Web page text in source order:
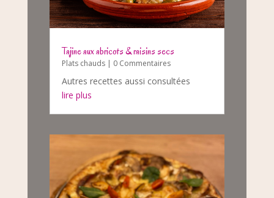
Tajine aux abricots & raisins secs
Plats chauds| 0 Commentaires
Autres recettes aussi consultées
lire plus